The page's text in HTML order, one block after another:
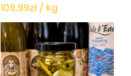
109,99zł / kg